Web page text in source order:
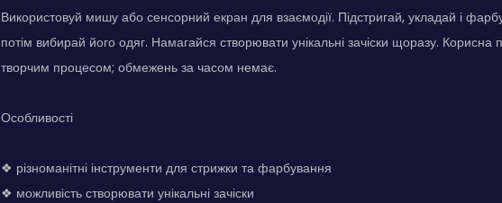
Використовуй мишу або сенсорний екран для взаємодії. Підстригай, укладай і
потім вибирай його одяг. Намагайся створювати унікальні зачіски щоразу.
творчим процесом; обмежень за часом немає.
Особливості
❖ різноманітні інструменти для стрижки та фарбування
❖ можливість створювати унікальні зачіски